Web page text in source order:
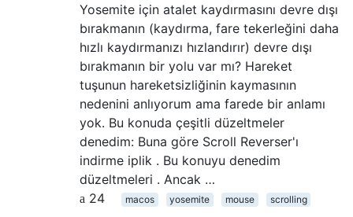
Yosemite için atalet kaydırmasını devre dışı
bırakmanın (kaydırma, fare tekerleğini daha
hızlı kaydırmanızı hızlandırır) devre dışı
bırakmanın bir yolu var mı? Hareket
tuşunun hareketsizliğinin kaymasının
nedenini anlıyorum ama farede bir anlamı
yok. Bu konuda çeşitli düzeltmeler
denedim: Buna göre Scroll Reverser'ı
indirme iplik . Bu konuyu denedim
düzeltmeleri . Ancak …
24
macos yosemite mouse scrolling